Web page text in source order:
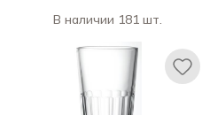
В наличии 181 шт.